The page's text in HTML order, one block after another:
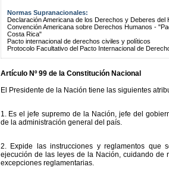
Normas Supranacionales:
Declaración Americana de los Derechos y Deberes del
Convención Americana sobre Derechos Humanos -
Costa Rica"
Pacto internacional de derechos civiles y políticos
Protocolo Facultativo del Pacto Internacional de
Artículo Nº 99 de la Constitución Nacional
El Presidente de la Nación tiene las siguientes
1. Es el jefe supremo de la Nación, jefe del
de la administración general del país.
2. Expide las instrucciones y reglamentos que
ejecución de las leyes de la Nación, cuidando de
excepciones reglamentarias.